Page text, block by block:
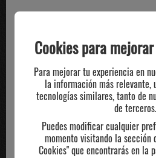
TE PUEDE
Cookies para
Para mejorar tu experiencia en
la información más relevante,
tecnologías similares, tanto de
de terceros.
Puedes modificar cualquier
momento visitando la sección
Cookies" que encontrarás en